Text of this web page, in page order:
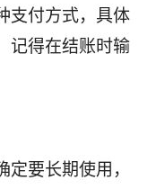
支付方式，具体
记得在结账时输
要长期使用，